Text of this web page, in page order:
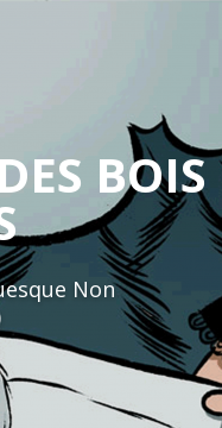
BOIS
Non